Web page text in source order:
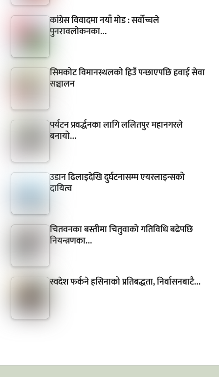
कांग्रेस विवादमा नयाँ मोड : सर्वोच्चले
पुनरावलोकनका…
सिमकोट विमानस्थलको हिउँ पन्छाएपछि हवाई सेवा
सञ्चालन
पर्यटन प्रवर्द्धनका लागि ललितपुर महानगरले
बनायो…
उडान ढिलाइदेखि दुर्घटनासम्म एयरलाइन्सको
दायित्व
चितवनका बस्तीमा चितुवाको गतिविधि बढेपछि
नियन्त्रणका…
स्वदेश फर्कने हसिनाको प्रतिबद्धता, निर्वासनबाटै…